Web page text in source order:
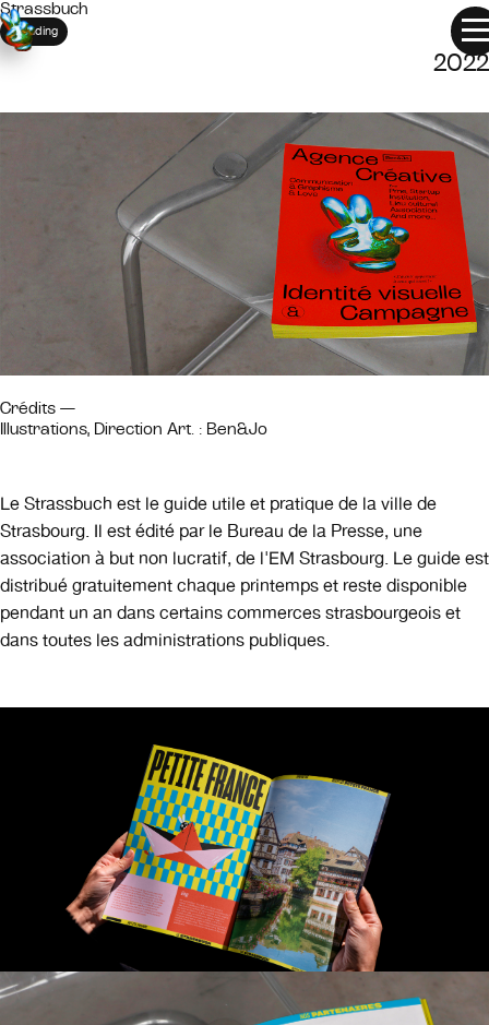
STRASSBUCH
Strassbuch
Branding
2022
Crédits —
Illustrations, Direction Art. : Ben&Jo
Le Strassbuch est le guide utile et pratique de la ville de
Strasbourg. Il est édité par le Bureau de la Presse, une
association à but non lucratif, de l'EM Strasbourg. Le guide est
distribué gratuitement chaque printemps et reste disponible
pendant un an dans certains commerces strasbourgeois et
dans toutes les administrations publiques.